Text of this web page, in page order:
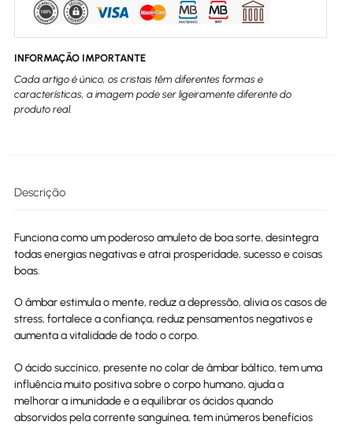
INFORMAÇÃO IMPORTANTE
Cada artigo é único, os cristais têm diferentes formas e
características, a imagem pode ser ligeiramente diferente do
produto real.
Descrição
Funciona como um poderoso amuleto de boa sorte, desintegra
todas energias negativas e atrai prosperidade, sucesso e coisas
boas.
O âmbar estimula o mente, reduz a depressão, alivia os casos de
stress, fortalece a confiança, reduz pensamentos negativos e
aumenta a vitalidade de todo o corpo.
O ácido succínico, presente no colar de âmbar báltico, tem uma
influência muito positiva sobre o corpo humano, ajuda a
melhorar a imunidade e a equilibrar os ácidos quando
absorvidos pela corrente sanguínea, tem inúmeros benefícios